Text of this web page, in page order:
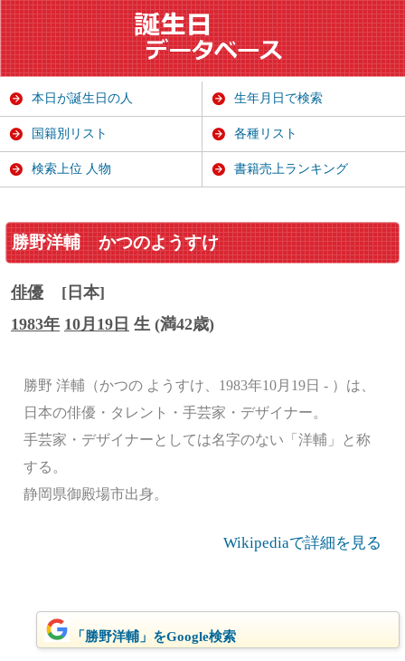
勝野洋輔 かつのようすけ
俳優
[日本]
1983年 10月19日 生 (満42歳)
勝野 洋輔（かつの ようすけ、1983年10月19日 - ）は、
日本の俳優・タレント・手芸家・デザイナー。
手芸家・デザイナーとしては名字のない「洋輔」と称
する。
静岡県御殿場市出身。
Wikipediaで詳細を見る
「勝野洋輔」をGoogle検索
本日が誕生日の人 生年月日で検索
国籍別リスト 各種リスト
検索上位 人物 書籍売上ランキング